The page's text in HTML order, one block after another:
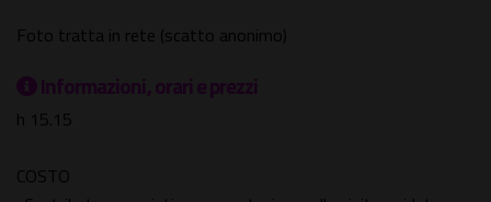
Foto tratta in rete (scatto anonimo)
Informazioni, orari e prezzi
h 15.15
COSTO